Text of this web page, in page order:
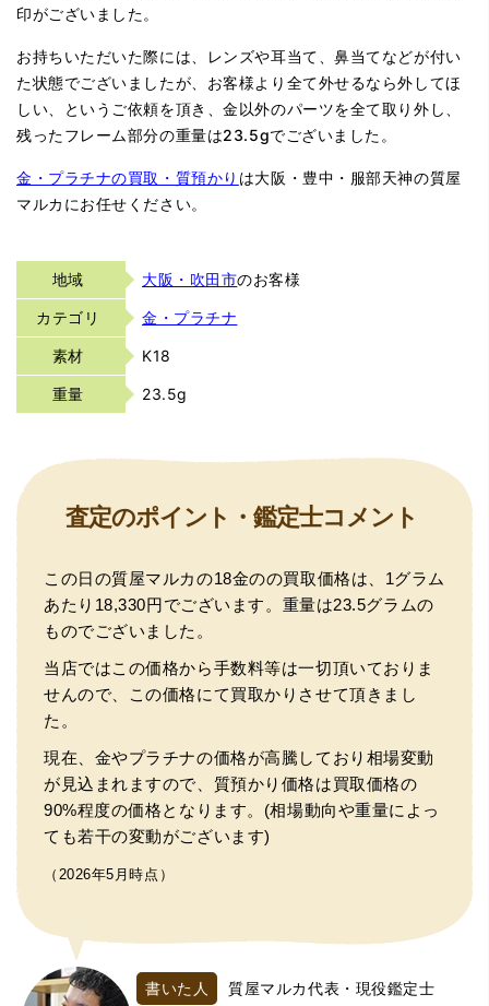
印がございました。
お持ちいただいた際には、レンズや耳当て、鼻当てなどが付い
た状態でございましたが、お客様より全て外せるなら外してほ
しい、というご依頼を頂き、金以外のパーツを全て取り外し、
残ったフレーム部分の重量は23.5gでございました。
金・プラチナの買取・質預かり は大阪・豊中・服部天神の質屋
マルカにお任せください。
地域 大阪・吹田市のお客様
カテゴリ 金・プラチナ
素材 K18
重量 23.5g
査定のポイント・鑑定士コメント
この日の質屋マルカの18金のの買取価格は、1グラム
あたり18,330円でございます。重量は23.5グラムの
ものでございました。
当店ではこの価格から手数料等は一切頂いておりま
せんので、この価格にて買取かりさせて頂きまし
た。
現在、金やプラチナの価格が高騰しており相場変動
が見込まれますので、質預かり価格は買取価格の
90%程度の価格となります。(相場動向や重量によっ
ても若干の変動がございます)
（2026年5月時点）
書いた人 質屋マルカ代表・現役鑑定士